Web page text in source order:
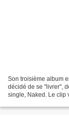
Son troisième album
décidé de se "livrer",
single, Naked. Le clip